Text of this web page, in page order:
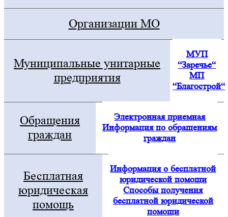
Организации МО
Муниципальные унитарные
предприятия
МУП
“Заречье“
МП
“Благострой“
Обращения
граждан
Электронная приемная
Информация по обращениям
граждан
Бесплатная
юридическая
помощь
Информация о бесплатной
юридической помощи
Способы получения
бесплатной юридической
помощи